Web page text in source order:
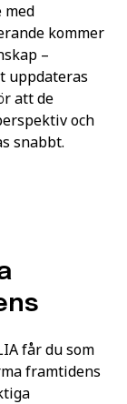
med
kommer
–
uppdateras
att de
och
snabbt.
får du som
framtidens